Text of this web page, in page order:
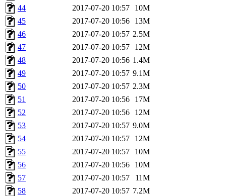
44
2017-07-20 10:57
10M
45
2017-07-20 10:56
13M
46
2017-07-20 10:57 2.5M
47
2017-07-20 10:57
12M
48
2017-07-20 10:56 1.4M
49
2017-07-20 10:57 9.1M
50
2017-07-20 10:57 2.3M
51
2017-07-20 10:56
17M
52
2017-07-20 10:56
12M
53
2017-07-20 10:57 9.0M
54
2017-07-20 10:57
12M
55
2017-07-20 10:57
10M
56
2017-07-20 10:56
10M
57
2017-07-20 10:57
11M
58
2017-07-20 10:57 7.2M